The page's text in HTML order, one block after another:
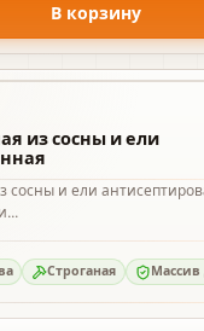
В корзину
из сосны и ели
сосны и ели
Строганая Массив